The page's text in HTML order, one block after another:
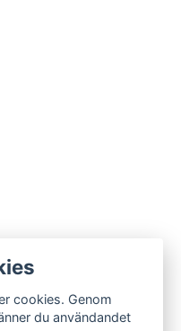
cookies. Genom
du användandet